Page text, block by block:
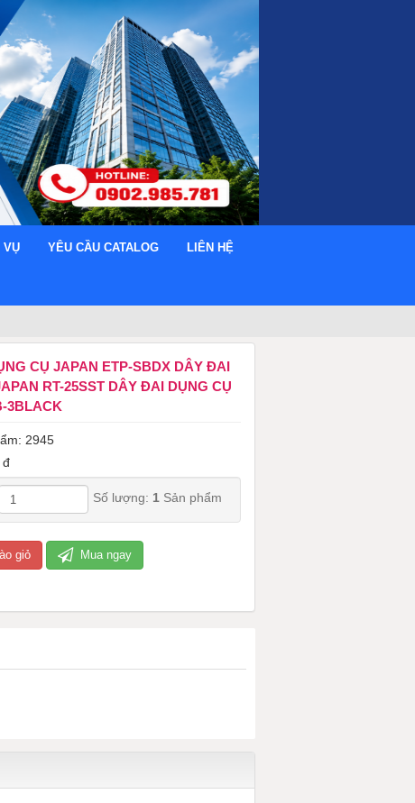
VỤ YÊU CẦU CATALOG LIÊN HỆ
CỤ JAPAN ETP-SBDX DÂY ĐAI
RT-25SST DÂY ĐAI DỤNG CỤ
3BLACK
2945
đ
Số lượng: 1 Sản phẩm
giỏ Mua ngay